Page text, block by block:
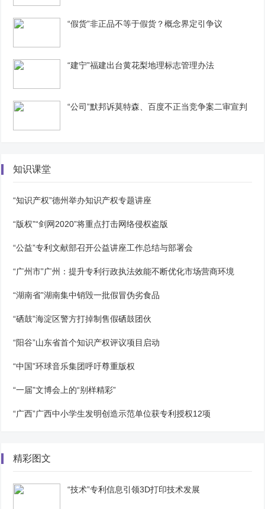
“假货”非正品不等于假货？概念界定引争议
“建宁”福建出台黄花梨地理标志管理办法
“公司”默邦诉莫特森、百度不正当竞争案二审宣判
知识课堂
“知识产权”德州举办知识产权专题讲座
“版权”“剑网2020”将重点打击网络侵权盗版
“公益”专利文献部召开公益讲座工作总结与部署会
“广州市”广州：提升专利行政执法效能不断优化市场营商环境
“湖南省”湖南集中销毁一批假冒伪劣食品
“硒鼓”海淀区警方打掉制售假硒鼓团伙
“阳谷”山东省首个知识产权评议项目启动
“中国”环球音乐集团呼吁尊重版权
“一届”文博会上的“别样精彩”
“广西”广西中小学生发明创造示范单位获专利授权12项
精彩图文
“技术”专利信息引领3D打印技术发展